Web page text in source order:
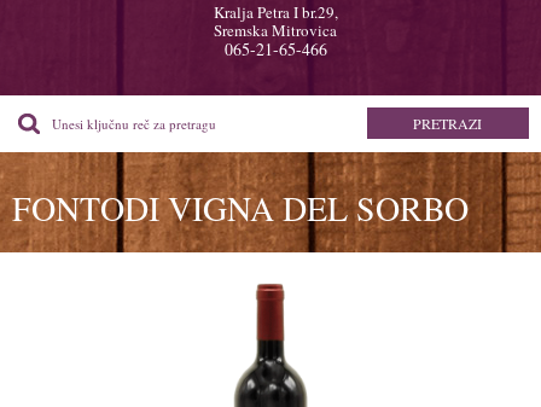
Kralja Petra I br.29,
Sremska Mitrovica
065-21-65-466
FONTODI VIGNA DEL SORBO